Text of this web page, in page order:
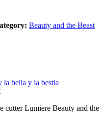
Beauty and the Beast
cutter Lumiere Beauty and the